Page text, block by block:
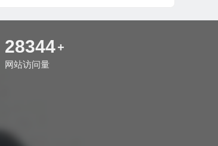
33259+
网站访问量